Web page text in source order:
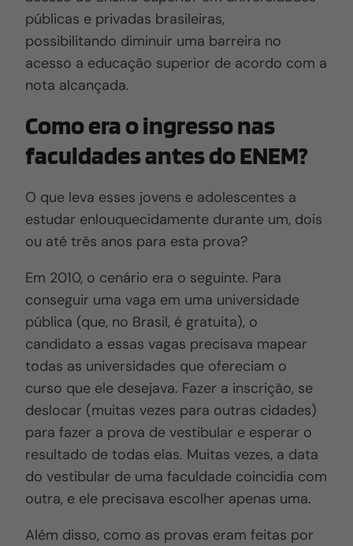
públicas e privadas brasileiras,
possibilitando diminuir uma barreira no
acesso a educação superior de acordo com a
nota alcançada.
Como era o ingresso nas
faculdades antes do ENEM?
O que leva esses jovens e adolescentes a
estudar enlouquecidamente durante um, dois
ou até três anos para esta prova?
Em 2010, o cenário era o seguinte. Para
conseguir uma vaga em uma universidade
pública (que, no Brasil, é gratuita), o
candidato a essas vagas precisava mapear
todas as universidades que ofereciam o
curso que ele desejava. Fazer a inscrição, se
deslocar (muitas vezes para outras cidades)
para fazer a prova de vestibular e esperar o
resultado de todas elas. Muitas vezes, a data
do vestibular de uma faculdade coincidia com
outra, e ele precisava escolher apenas uma.
Além disso, como as provas eram feitas por